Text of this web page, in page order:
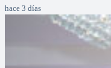
hace 3 días